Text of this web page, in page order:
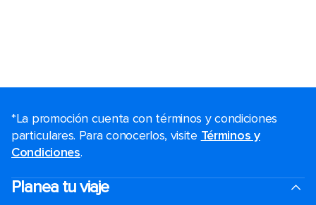
*La promoción cuenta con términos y condiciones
particulares. Para conocerlos, visite Términos y
Condiciones.
Planea tu viaje